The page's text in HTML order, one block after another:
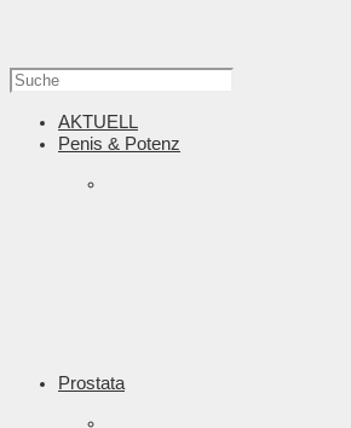
AKTUELL
Penis & Potenz
Prostata